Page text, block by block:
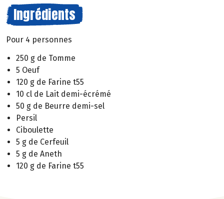
Ingrédients
Pour 4 personnes
250 g de Tomme
5 Oeuf
120 g de Farine t55
10 cl de Lait demi-écrémé
50 g de Beurre demi-sel
Persil
Ciboulette
5 g de Cerfeuil
5 g de Aneth
120 g de Farine t55